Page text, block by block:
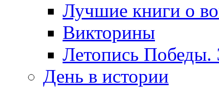
Лучшие книги о
Викторины
Летопись Победы.
День в истории